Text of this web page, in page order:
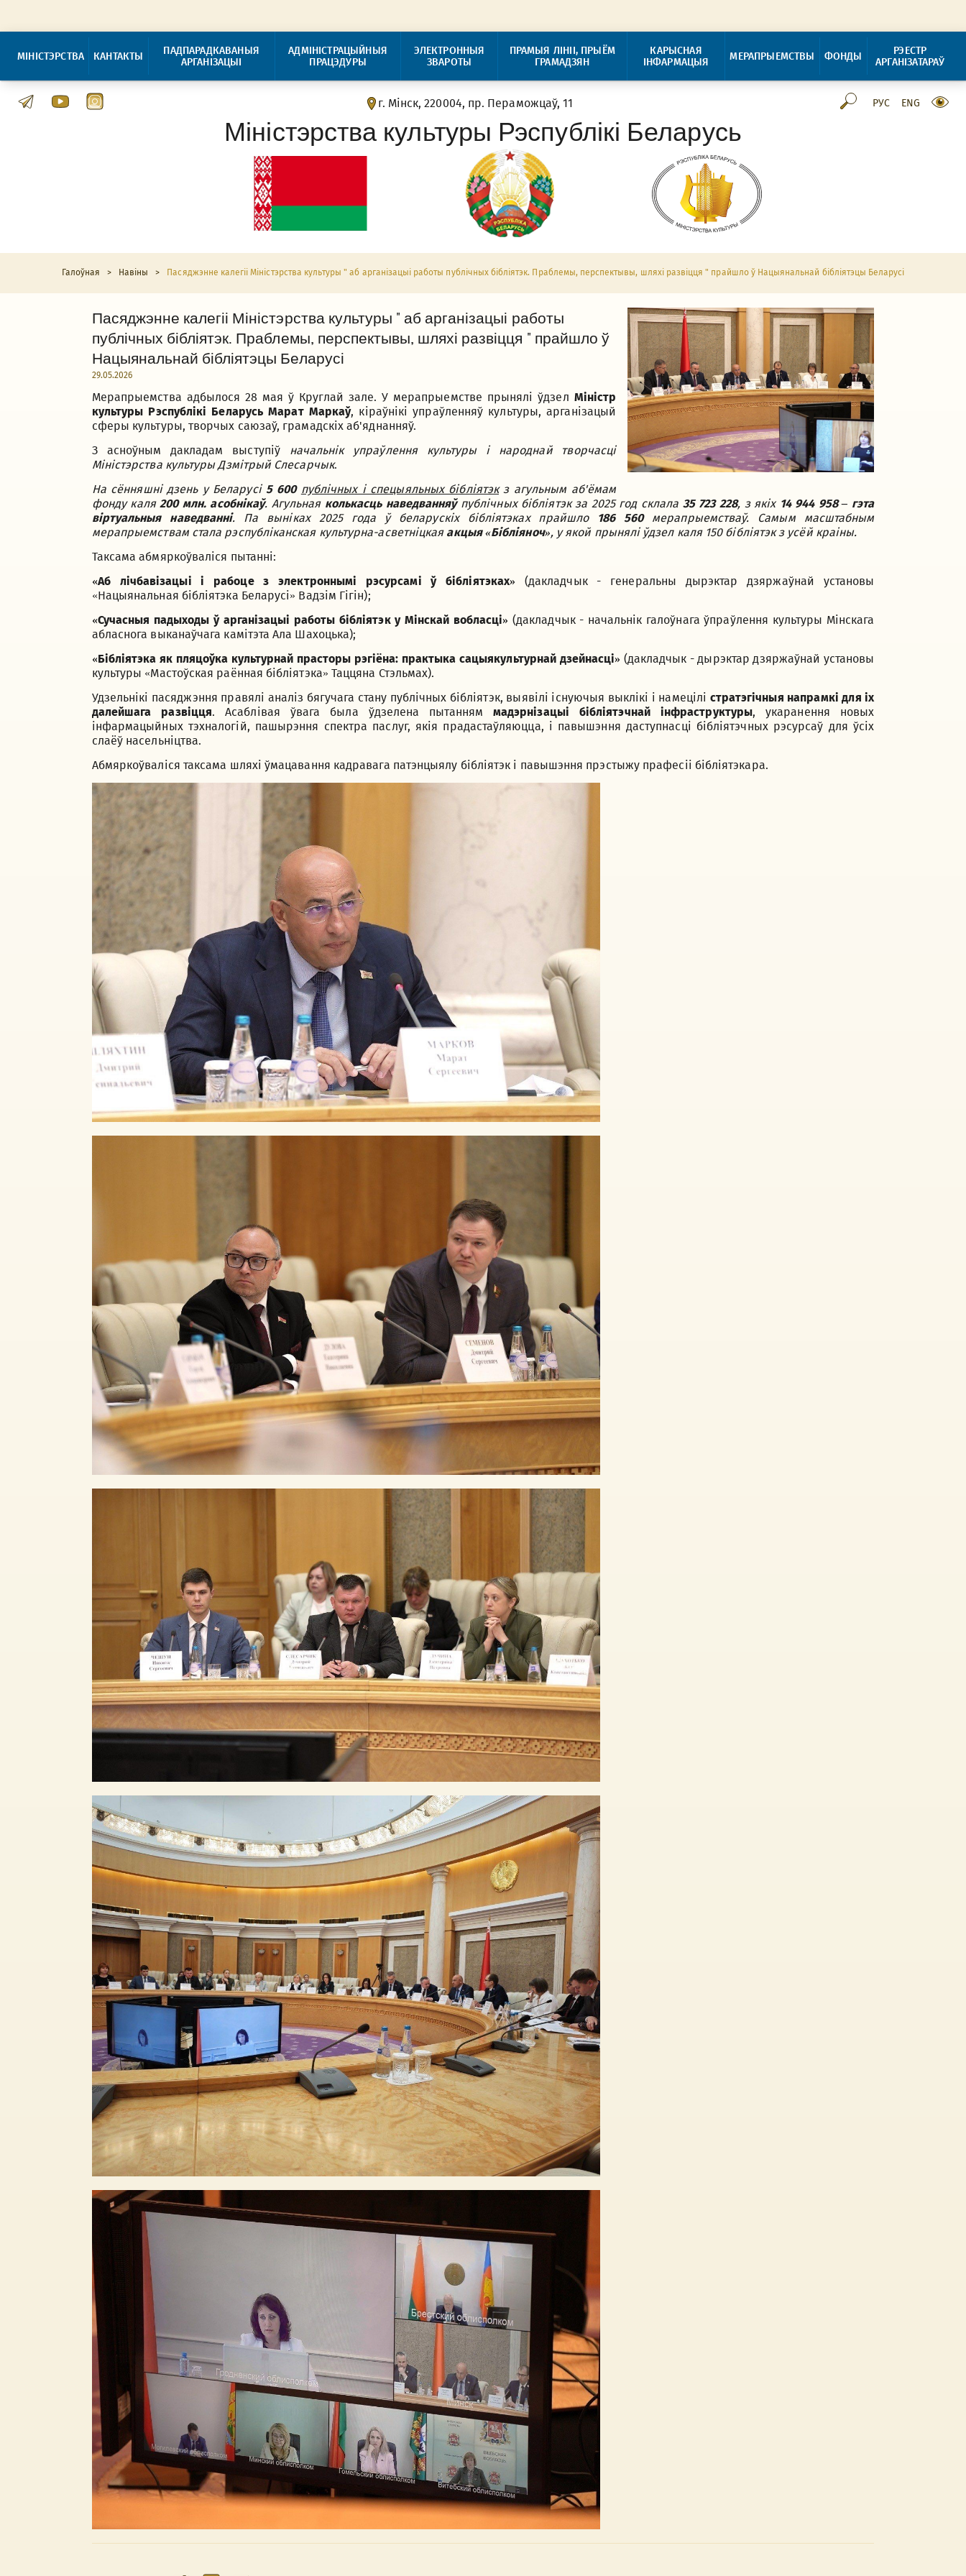
МІНІСТЭРСТВА КАНТАКТЫ
ПАДПАРАДКАВАНЫЯ
АРГАНІЗАЦЫІ
АДМІНІСТРАЦЫЙНЫЯ
ПРАЦЭДУРЫ
ЭЛЕКТРОННЫЯ
ЗВАРОТЫ
ПРАМЫЯ ЛІНІІ, ПРЫЁМ
ГРАМАДЗЯН
КАРЫСНАЯ
ІНФАРМАЦЫЯ
МЕРАПРЫЕМСТВЫ ФОНДЫ
РЭЕСТР
АРГАНІЗАТАРАЎ
г. Мінск, 220004, пр. Пераможцаў, 11 РУС ENG
Міністэрства культуры Рэспублікі Беларусь
Галоўная > Навіны > Пасяджэнне калегіі Міністэрства культуры " аб арганізацыі работы публічных бібліятэк. Праблемы, перспектывы, шляхі развіцця " прайшло ў Нацыянальнай бібліятэцы Беларусі
Пасяджэнне калегіі Міністэрства культуры " аб арганізацыі работы
публічных бібліятэк. Праблемы, перспектывы, шляхі развіцця " прайшло ў
Нацыянальнай бібліятэцы Беларусі
29.05.2026
Мерапрыемства адбылося 28 мая ў Круглай зале. У мерапрыемстве прынялі ўдзел Міністр
культуры Рэспублікі Беларусь Марат Маркаў, кіраўнікі упраўленняў культуры, арганізацый
сферы культуры, творчых саюзаў, грамадскіх аб'яднанняў.
З асноўным дакладам выступіў начальнік упраўлення культуры і народнай творчасці
Міністэрства культуры Дзмітрый Слесарчык.
На сённяшні дзень у Беларусі 5 600 публічных і спецыяльных бібліятэкз агульным аб'ёмам
фонду каля200 млн. асобнікаў. Агульная колькасць наведванняўпублічных бібліятэк за 2025 год склала 35 723 228, з якіх 14 944 958 – гэта
віртуальныя наведванні. Па выніках 2025 года ў беларускіх бібліятэках прайшло 186 560мерапрыемстваў. Самым масштабным
мерапрыемствам стала рэспубліканская культурна-асветніцкая акцыя «Бібліяноч», у якой прынялі ўдзел каля 150 бібліятэк з усёй краіны.
Таксама абмяркоўваліся пытанні:
«Аб лічбавізацыі і рабоце з электроннымі рэсурсамі ў бібліятэках» (дакладчык - генеральны дырэктар дзяржаўнай установы
«Нацыянальная бібліятэка Беларусі» Вадзім Гігін);
«Сучасныя падыходы ў арганізацыі работы бібліятэк у Мінскай вобласці» (дакладчык - начальнік галоўнага ўпраўлення культуры Мінскага
абласнога выканаўчага камітэта Ала Шахоцька);
«Бібліятэка як пляцоўка культурнай прасторы рэгіёна: практыка сацыякультурнай дзейнасці» (дакладчык - дырэктар дзяржаўнай установы
культуры «Мастоўская раённая бібліятэка» Таццяна Стэльмах).
Удзельнікі пасяджэння правялі аналіз бягучага стану публічных бібліятэк, выявілі існуючыя выклікі і намецілі стратэгічныя напрамкі для іх
далейшага развіцця. Асаблівая ўвага была ўдзелена пытанням мадэрнізацыі бібліятэчнай інфраструктуры, укаранення новых
інфармацыйных тэхналогій, пашырэння спектра паслуг, якія прадастаўляюцца, і павышэння даступнасці бібліятэчных рэсурсаў для ўсіх
слаёў насельніцтва.
Абмяркоўваліся таксама шляхі ўмацавання кадравага патэнцыялу бібліятэк і павышэння прэстыжу прафесіі бібліятэкара.